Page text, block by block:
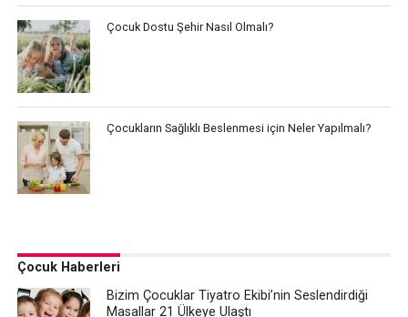
Çocuk Dostu Şehir Nasıl Olmalı?
Çocukların Sağlıklı Beslenmesi için Neler Yapılmalı?
Çocuk Haberleri
Bizim Çocuklar Tiyatro Ekibi’nin Seslendirdiği
Masallar 21 Ülkeye Ulaştı